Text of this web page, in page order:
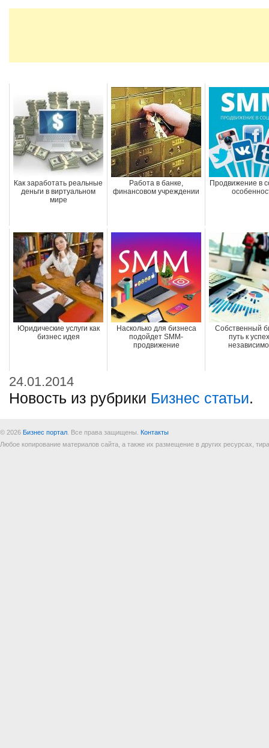
Как заработать реальные
деньги в виртуальном
мире
Работа в банке,
финансовом учреждении
Продвижение в
Юридические услуги как
бизнес идея
Насколько для бизнеса
подойдет SMM-
продвижение
Собственный
путь к
24.01.2014
Новость из рубрики Бизнес статьи.
© 2026 Бизнес портал . Все права защищены. Контакты
Любое копирование материалов сайта, а также их размещение в других ресурсах,